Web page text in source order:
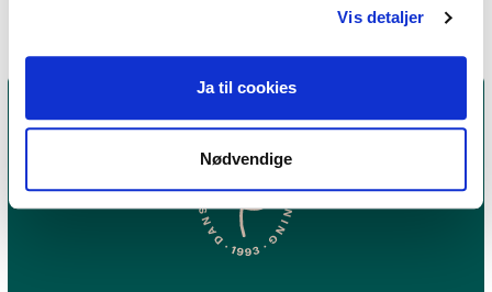
Vis detaljer
Ja til cookies
Nødvendige